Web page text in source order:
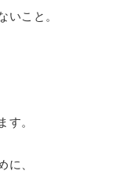
いこと。
す。
に、